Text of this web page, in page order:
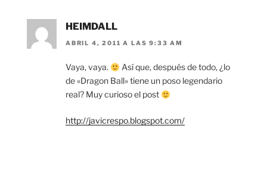
HEIMDALL
ABRIL 4, 2011 A LAS 9:33 AM
Vaya, vaya.
Así que, después de todo, ¿lo
de «Dragon Ball» tiene un poso legendario
real? Muy curioso el post
http://javicrespo.blogspot.com/